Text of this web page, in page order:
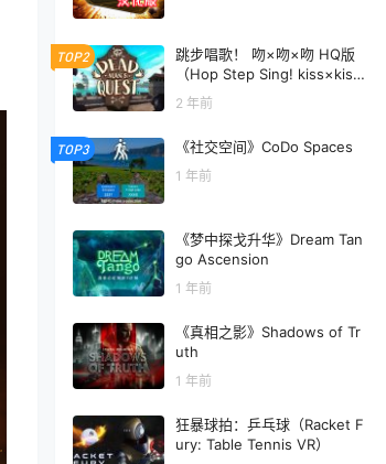
TOP2
跳步唱歌！ 吻×吻×吻 HQ版
（Hop Step Sing! kiss×kiss
×kiss (HQ Edition)）
2 年前
TOP3 《社交空间》CoDo Spaces
1 年前
《梦中探戈升华》Dream Tan
go Ascension
1 年前
《真相之影》Shadows of Tr
uth
1 年前
狂暴球拍：乒乓球（Racket F
ury: Table Tennis VR）